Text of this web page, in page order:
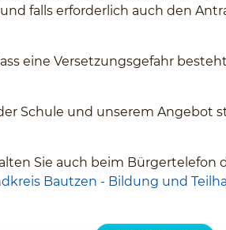
falls erforderlich auch den
eine Versetzungsgefahr
Schule und unserem Angebot
Sie auch beim Bürgertelefon
Bautzen - Bildung und